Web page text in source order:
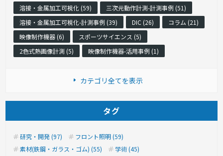
溶接・金属加工可視化 (59)
三次元動作計測-計測事例 (51)
溶接・金属加工可視化-計測事例 (39)
DIC (26)
コラム (21)
映像制作機器 (6)
スポーツサイエンス (5)
2色式熱画像計測 (5)
映像制作機器-活用事例 (1)
カテゴリ全てを表示
タグ
研究・開発 (97)
フロント照明 (59)
素材(鉄鋼・ガラス・ゴム) (55)
学術 (45)